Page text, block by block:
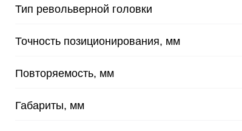
Тип револьверной головки
Точность позиционирования, мм
Повторяемость, мм
Габариты, мм